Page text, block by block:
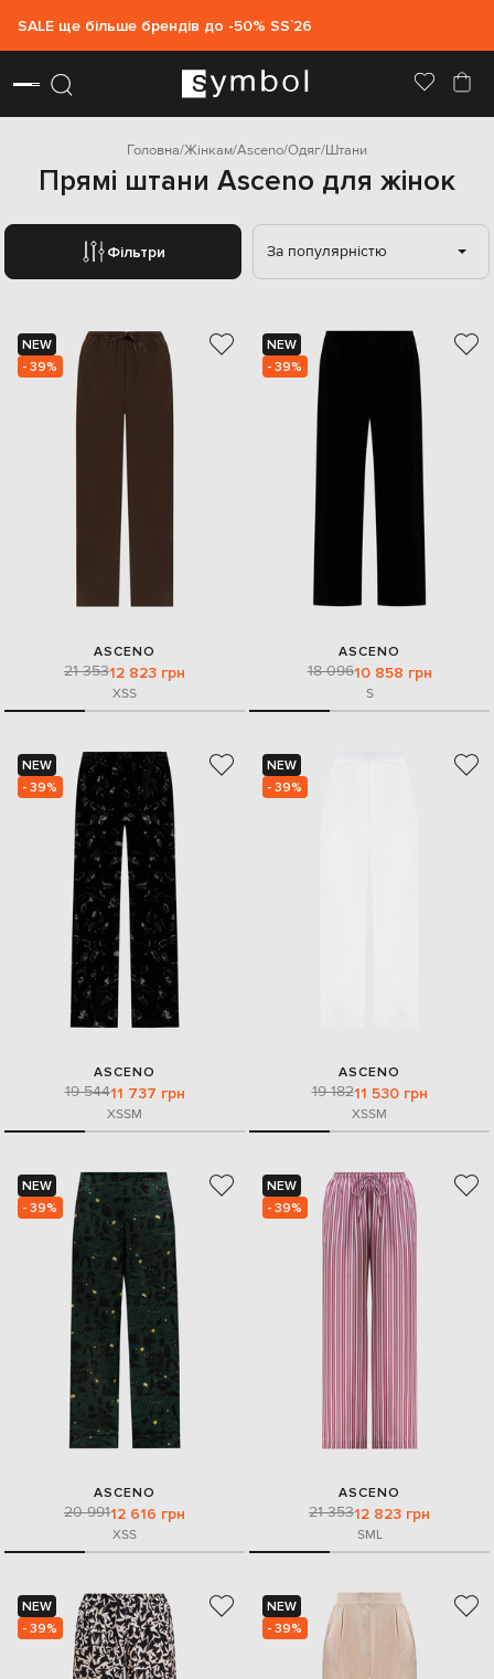
SALE ще більше брендів до -50% SS`26
Головна Жінкам Asceno Одяг Штани
Прямі штани Asceno для жінок
Фільтри За популярністю
NEW
- 39%
ASCENO
21 35312 823 грн
XSS
NEW
- 39%
ASCENO
18 09610 858 грн
S
NEW
- 39%
ASCENO
19 54411 737 грн
XSSM
NEW
- 39%
ASCENO
19 18211 530 грн
XSSM
NEW
- 39%
ASCENO
20 99112 616 грн
XSS
NEW
- 39%
ASCENO
21 35312 823 грн
SML
NEW
- 39%
NEW
- 39%